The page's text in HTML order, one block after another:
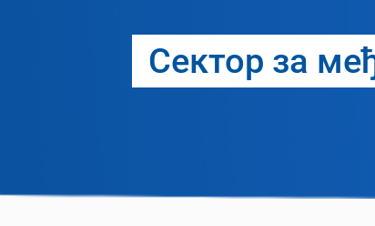
Сектор за